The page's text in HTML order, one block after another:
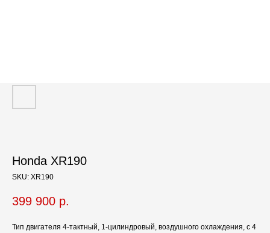
Honda XR190
SKU: XR190
399 900 р.
Тип двигателя 4-тактный, 1-цилиндровый, воздушного охлаждения, с 4